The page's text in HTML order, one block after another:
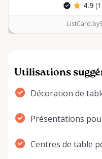
4.9
Utilisations
Décoration de
Présentations
Centres de table